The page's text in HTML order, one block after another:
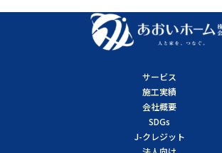
サービス
施工実績
会社概要
SDGs
J-クレジット